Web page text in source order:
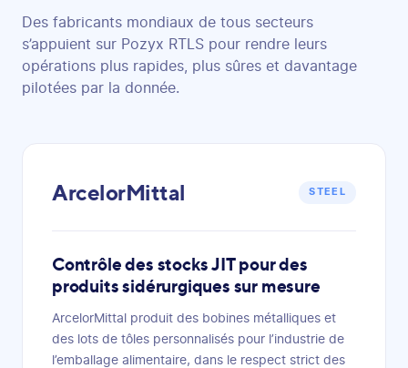
Des fabricants mondiaux de tous secteurs
s’appuient sur Pozyx RTLS pour rendre leurs
opérations plus rapides, plus sûres et davantage
pilotées par la donnée.
ArcelorMittal STEEL
Contrôle des stocks JIT pour des
produits sidérurgiques sur mesure
ArcelorMittal produit des bobines métalliques et
des lots de tôles personnalisés pour l’industrie de
l’emballage alimentaire, dans le respect strict des